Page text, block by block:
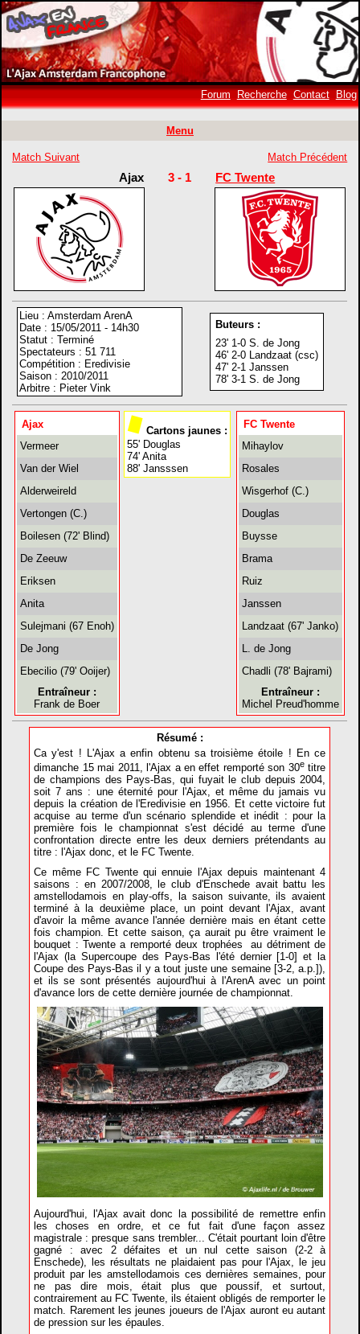
Forum Recherche Contact Blog
Menu
Match Suivant Match Précédent
Ajax 3 - 1 FC Twente
Lieu : Amsterdam ArenA
Date : 15/05/2011 - 14h30
Statut : Terminé
Spectateurs : 51 711
Compétition : Eredivisie
Saison : 2010/2011
Arbitre : Pieter Vink
Buteurs :
23' 1-0 S. de Jong
46' 2-0 Landzaat (csc)
47' 2-1 Janssen
78' 3-1 S. de Jong
Ajax
Vermeer
Van der Wiel
Alderweireld
Vertongen (C.)
Boilesen (72' Blind)
De Zeeuw
Eriksen
Anita
Sulejmani (67 Enoh)
De Jong
Ebecilio (79' Ooijer)
Entraîneur :
Frank de Boer
Cartons jaunes :
55' Douglas
74' Anita
88' Jansssen
FC Twente
Mihaylov
Rosales
Wisgerhof (C.)
Douglas
Buysse
Brama
Ruiz
Janssen
Landzaat (67' Janko)
L. de Jong
Chadli (78' Bajrami)
Entraîneur :
Michel Preud'homme
Résumé :
Ca y'est ! L'Ajax a enfin obtenu sa troisième étoile ! En ce
dimanche 15 mai 2011, l'Ajax a en effet remporté son 30etitre
de champions des Pays-Bas, qui fuyait le club depuis 2004,
soit 7 ans : une éternité pour l'Ajax, et même du jamais vu
depuis la création de l'Eredivisie en 1956. Et cette victoire fut
acquise au terme d'un scénario splendide et inédit : pour la
première fois le championnat s'est décidé au terme d'une
confrontation directe entre les deux derniers prétendants au
titre : l'Ajax donc, et le FC Twente.
Ce même FC Twente qui ennuie l'Ajax depuis maintenant 4
saisons : en 2007/2008, le club d'Enschede avait battu les
amstellodamois en play-offs, la saison suivante, ils avaient
terminé à la deuxième place, un point devant l'Ajax, avant
d'avoir la même avance l'année dernière mais en étant cette
fois champion. Et cette saison, ça aurait pu être vraiment le
bouquet : Twente a remporté deux trophées au détriment de
l'Ajax (la Supercoupe des Pays-Bas l'été dernier [1-0] et la
Coupe des Pays-Bas il y a tout juste une semaine [3-2, a.p.]),
et ils se sont présentés aujourd'hui à l'ArenA avec un point
d'avance lors de cette dernière journée de championnat.
Aujourd'hui, l'Ajax avait donc la possibilité de remettre enfin
les choses en ordre, et ce fut fait d'une façon assez
magistrale : presque sans trembler... C'était pourtant loin d'être
gagné : avec 2 défaites et un nul cette saison (2-2 à
Enschede), les résultats ne plaidaient pas pour l'Ajax, le jeu
produit par les amstellodamois ces dernières semaines, pour
ne pas dire mois, était plus que poussif, et surtout,
contrairement au FC Twente, ils étaient obligés de remporter le
match. Rarement les jeunes joueurs de l'Ajax auront eu autant
de pression sur les épaules.